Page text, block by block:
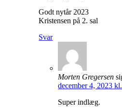
Godt nytår 2023
Kristensen på 2. sal
Svar
Morten Gregersen
december 4, 2023
Super indlæg.